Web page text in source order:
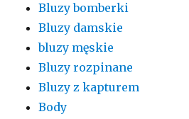
Bluzy bomberki
Bluzy damskie
bluzy męskie
Bluzy rozpinane
Bluzy z kapturem
Body